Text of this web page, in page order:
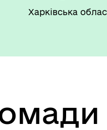
Харківська